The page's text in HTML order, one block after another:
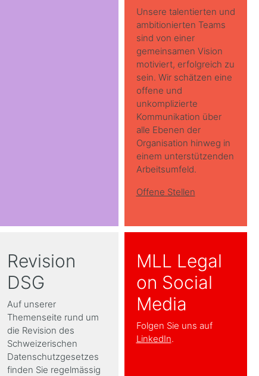
Unsere talentierten und
ambitionierten Teams
sind von einer
gemeinsamen Vision
motiviert, erfolgreich zu
sein. Wir schätzen eine
offene und
unkomplizierte
Kommunikation über
alle Ebenen der
Organisation hinweg in
einem unterstützenden
Arbeitsumfeld.
Offene Stellen
Revision
DSG
Auf unserer
Themenseite rund um
die Revision des
Schweizerischen
Datenschutzgesetzes
finden Sie regelmässig
MLL Legal
on Social
Media
Folgen Sie uns auf
LinkedIn.